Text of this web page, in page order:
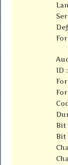
ID
Bit
Bit